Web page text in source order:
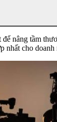
nâng tầm
nhất cho doanh